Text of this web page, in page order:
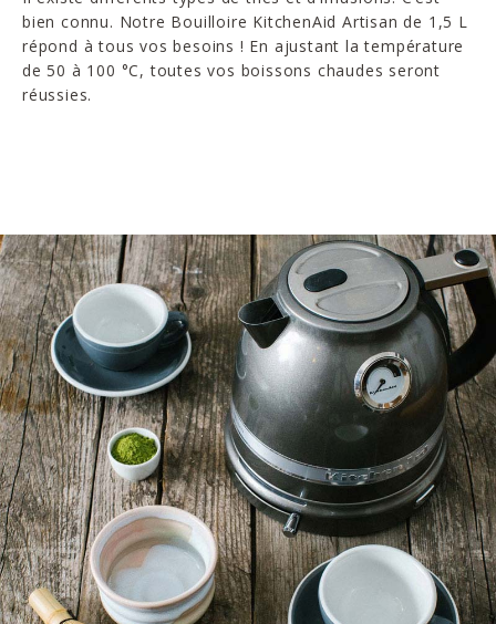
bien connu. Notre Bouilloire KitchenAid Artisan de 1,5 L
répond à tous vos besoins ! En ajustant la température
de 50 à 100 °C, toutes vos boissons chaudes seront
réussies.